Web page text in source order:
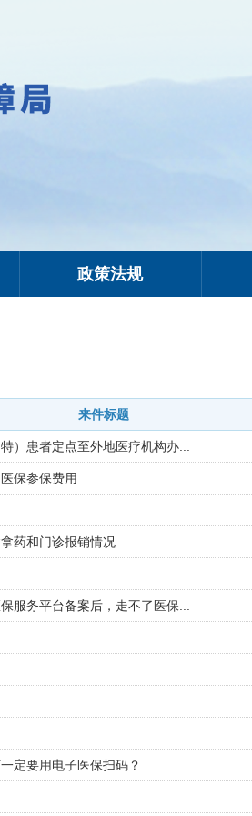
政策法规
来件标题
）患者定点至外地医疗机构办...
保参保费用
药和门诊报销情况
服务平台备案后，走不了医保...
定要用电子医保扫码？